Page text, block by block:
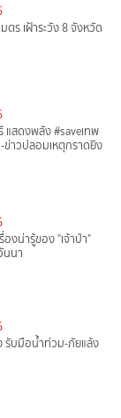
ตร เฝ้าระวัง 8 จังหวัด
แสดงพลัง #saveเทพ
ข่าวปลอมเหตุกราดยิง
องน่ารู้ของ "เจ้าป่า"
นนา
รับมือน้ำท่วม-ภัยแล้ง